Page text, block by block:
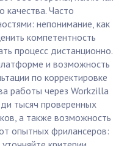
качества. Часто
непонимание, как
компетентность
процесс дистанционно.
и возможность
по корректировке
работы через Workzilla
тысяч проверенных
а также возможность
опытных фрилансеров: